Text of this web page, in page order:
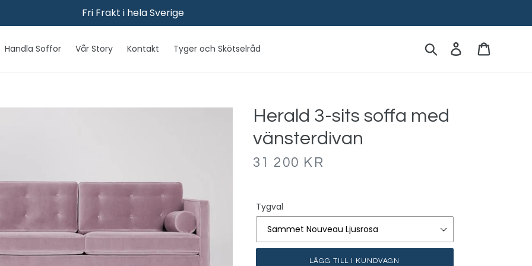
Fri Frakt i hela Sverige
Handla Soffor Vår Story Kontakt Tyger och Skötselråd Sök Logga in
Herald 3-sits soffa med
vänsterdivan
P
S
31 200 KR
Tygval
LÄGG TILL I KUNDVAGN